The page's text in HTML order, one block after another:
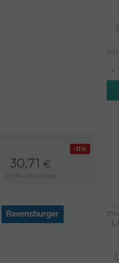
11%
30,71 €
21.00% IVA incluido
EN
-
17114
a
o aplicación y
y la
sesión,
recordar los
o sonido,
de las
cuantificación
información